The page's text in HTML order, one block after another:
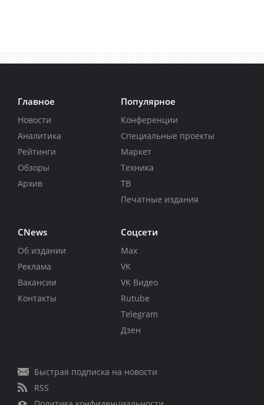
Главное
Новости
Аналитика
Рейтинги
Обзоры
Архив
Популярное
Конференции
Специальные проекты
Маркет
Техника
ТВ
Печатные издания
CNews
Об издании
Реклама
Вакансии
Контакты
Соцсети
Max
VK
VK Видео
Rutube
Telegram
Дзен
Быстрая подписка на новости
RSS